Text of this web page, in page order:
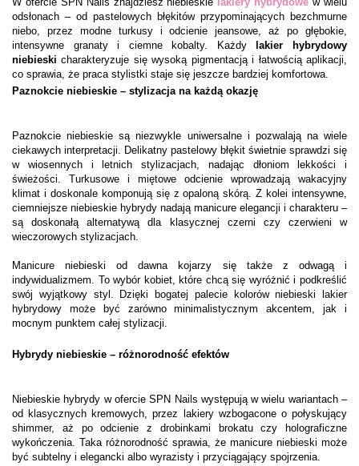
odsłonach – od pastelowych błękitów przypominających bezchmurne
niebo, przez modne turkusy i odcienie jeansowe, aż po głębokie,
intensywne granaty i ciemne kobalty. Każdylakier hybrydowy
niebieski charakteryzuje się wysoką pigmentacją i łatwością aplikacji,
co sprawia, że praca stylistki staje się jeszcze bardziej komfortowa.
Paznokcie niebieskie – stylizacja na każdą okazję
Paznokcie niebieskie są niezwykle uniwersalne i pozwalają na wiele
ciekawych interpretacji. Delikatny pastelowy błękit świetnie sprawdzi się
w wiosennych i letnich stylizacjach, nadając dłoniom lekkości i
świeżości. Turkusowe i miętowe odcienie wprowadzają wakacyjny
klimat i doskonale komponują się z opaloną skórą. Z kolei intensywne,
ciemniejsze niebieskie hybrydy nadają manicure elegancji i charakteru –
są doskonałą alternatywą dla klasycznej czerni czy czerwieni w
wieczorowych stylizacjach.
Manicure niebieski od dawna kojarzy się także z odwagą i
indywidualizmem. To wybór kobiet, które chcą się wyróżnić i podkreślić
swój wyjątkowy styl. Dzięki bogatej palecie kolorów niebieski lakier
hybrydowy może być zarówno minimalistycznym akcentem, jak i
mocnym punktem całej stylizacji.
Hybrydy niebieskie – różnorodność efektów
Niebieskie hybrydy w ofercie SPN Nails występują w wielu wariantach –
od klasycznych kremowych, przez lakiery wzbogacone o połyskujący
shimmer, aż po odcienie z drobinkami brokatu czy holograficzne
wykończenia. Taka różnorodność sprawia, że manicure niebieski może
być subtelny i elegancki albo wyrazisty i przyciągający spojrzenia.